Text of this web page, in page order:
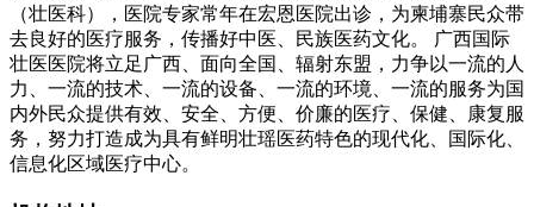
（壮医科），医院专家常年在宏恩医院出诊，为柬埔寨民众带
去良好的医疗服务，传播好中医、民族医药文化。 广西国际
壮医医院将立足广西、面向全国、辐射东盟，力争以一流的人
力、一流的技术、一流的设备、一流的环境、一流的服务为国
内外民众提供有效、安全、方便、价廉的医疗、保健、康复服
务，努力打造成为具有鲜明壮瑶医药特色的现代化、国际化、
信息化区域医疗中心。